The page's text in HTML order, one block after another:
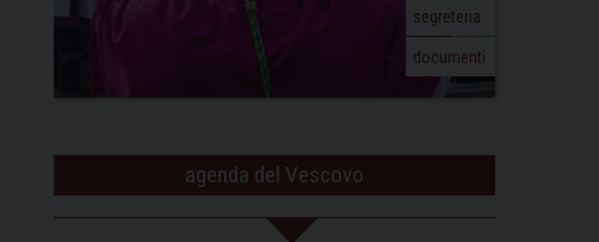
segreteria
documenti
agenda del Vescovo